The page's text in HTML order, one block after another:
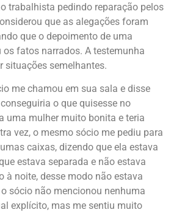
trabalhista pedindo reparação pelos
que as alegações foram
que o depoimento de uma
fatos narrados. A testemunha
situações semelhantes.
me chamou em sua sala e disse
o que quisesse no
uma mulher muito bonita e teria
vez, o mesmo sócio me pediu para
caixas, dizendo que ela estava
estava separada e não estava
à noite, desse modo não estava
sócio não mencionou nenhuma
explícito, mas me sentiu muito